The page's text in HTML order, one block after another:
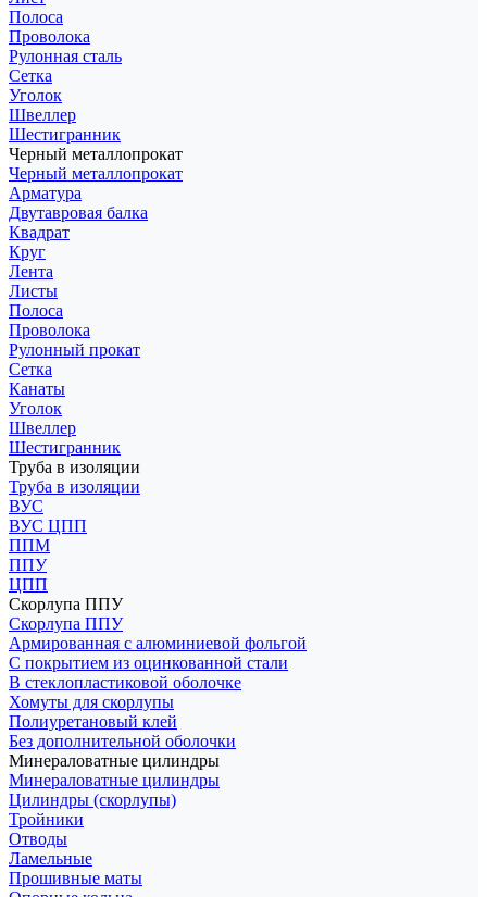
Полоса
Проволока
Рулонная сталь
Сетка
Уголок
Швеллер
Шестигранник
Черный металлопрокат
Черный металлопрокат
Арматура
Двутавровая балка
Квадрат
Круг
Лента
Листы
Полоса
Проволока
Рулонный прокат
Сетка
Канаты
Уголок
Швеллер
Шестигранник
Труба в изоляции
Труба в изоляции
ВУС
ВУС ЦПП
ППМ
ППУ
ЦПП
Скорлупа ППУ
Скорлупа ППУ
Армированная с алюминиевой фольгой
С покрытием из оцинкованной стали
В стеклопластиковой оболочке
Хомуты для скорлупы
Полиуретановый клей
Без дополнительной оболочки
Минераловатные цилиндры
Минераловатные цилиндры
Цилиндры (скорлупы)
Тройники
Отводы
Ламельные
Прошивные маты